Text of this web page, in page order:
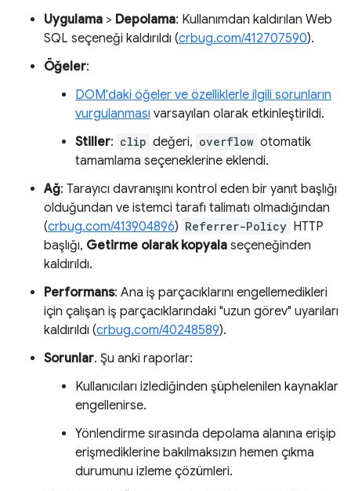
Uygulama > Depolama: Kullanımdan kaldırılan Web
SQL seçeneği kaldırıldı (crbug.com/412707590).
Öğeler:
DOM'daki öğeler ve özelliklerle ilgili sorunların
vurgulanması varsayılan olarak etkinleştirildi.
Stiller: clip değeri, overflow otomatik
tamamlama seçeneklerine eklendi.
Ağ: Tarayıcı davranışını kontrol eden bir yanıt başlığı
olduğundan ve istemci tarafı talimatı olmadığından
(crbug.com/413904896) Referrer-Policy HTTP
başlığı, Getirme olarak kopyala seçeneğinden
kaldırıldı.
Performans: Ana iş parçacıklarını engellemedikleri
için çalışan iş parçacıklarındaki "uzun görev" uyarıları
kaldırıldı (crbug.com/40248589).
Sorunlar. Şu anki raporlar:
Kullanıcıları izlediğinden şüphelenilen kaynaklar
engellenirse.
Yönlendirme sırasında depolama alanına erişip
erişmediklerine bakılmaksızın hemen çıkma
durumunu izleme çözümleri.